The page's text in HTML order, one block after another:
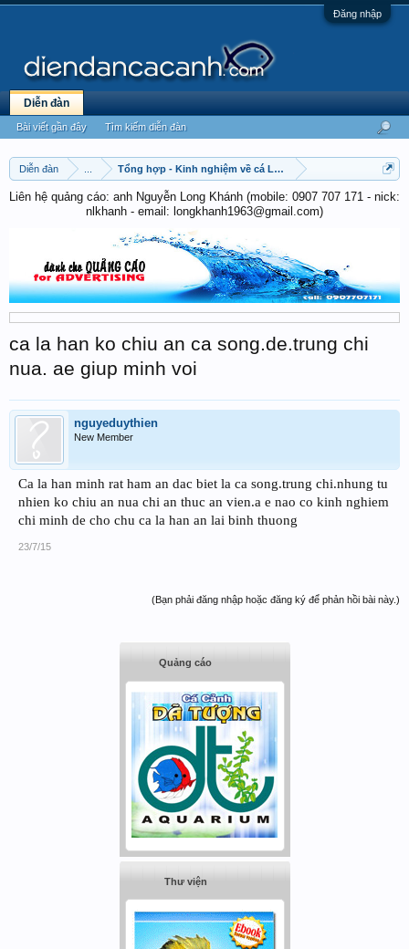
Đăng nhập
Diễn đàn Tổng hợp - Kinh nghiệm về cá La Hán
Liên hệ quảng cáo: anh Nguyễn Long Khánh (mobile: 0907 707 171 - nick:
nlkhanh - email: longkhanh1963@gmail.com)
ca la han ko chiu an ca song.de.trung chi
nua. ae giup minh voi
nguyeduythien
New Member
Ca la han minh rat ham an dac biet la ca song.trung chi.nhung tu
nhien ko chiu an nua chi an thuc an vien.a e nao co kinh nghiem
chi minh de cho chu ca la han an lai binh thuong
23/7/15
(Bạn phải đăng nhập hoặc đăng ký để phản hồi bài này.)
Quảng cáo
Thư viện
Diễn đàn
Bài viết gần đây Tìm kiếm diễn đàn